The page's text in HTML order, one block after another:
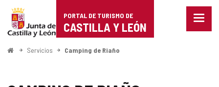
Portal
de
Turismo
PORTAL DE TURISMO DE
CASTILLA Y LEÓN
Menu
InicioServicios Camping de Riaño